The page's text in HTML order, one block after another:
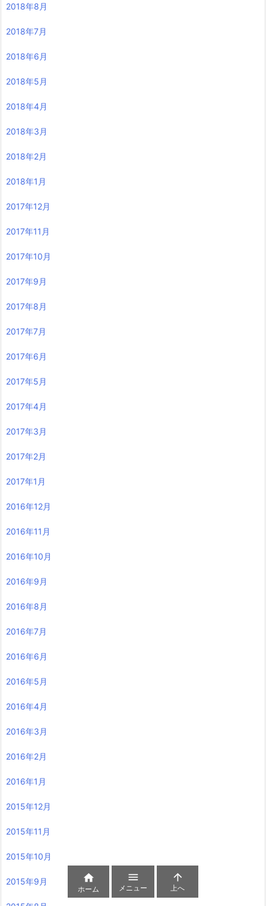
2018年8月
2018年7月
2018年6月
2018年5月
2018年4月
2018年3月
2018年2月
2018年1月
2017年12月
2017年11月
2017年10月
2017年9月
2017年8月
2017年7月
2017年6月
2017年5月
2017年4月
2017年3月
2017年2月
2017年1月
2016年12月
2016年11月
2016年10月
2016年9月
2016年8月
2016年7月
2016年6月
2016年5月
2016年4月
2016年3月
2016年2月
2016年1月
2015年12月
2015年11月
2015年10月
2015年9月 
ホーム

メニュー

上へ